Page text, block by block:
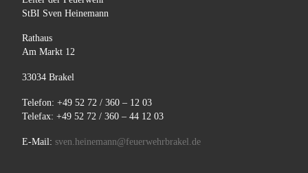
StBI Sven Heinemann
Rathaus
Am Markt 12
33034 Brakel
Telefon: +49 52 72 / 360 – 12 03
Telefax: +49 52 72 / 360 – 44 12 03
E-Mail: sven.heinemann@feuerwehrbrakel.de